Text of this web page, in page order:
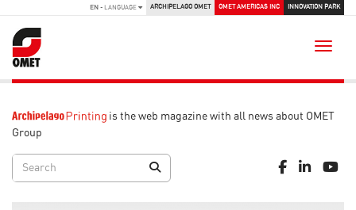
EN - LANGUAGE ARCHIPELAGO OMET OMET AMERICAS INC INNOVATION PARK
is the web magazine with all news about OMET
Group